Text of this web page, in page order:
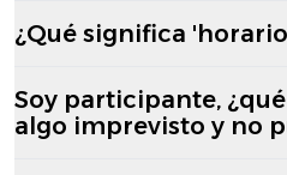
¿Qué significa
Soy participante,
algo imprevisto y no